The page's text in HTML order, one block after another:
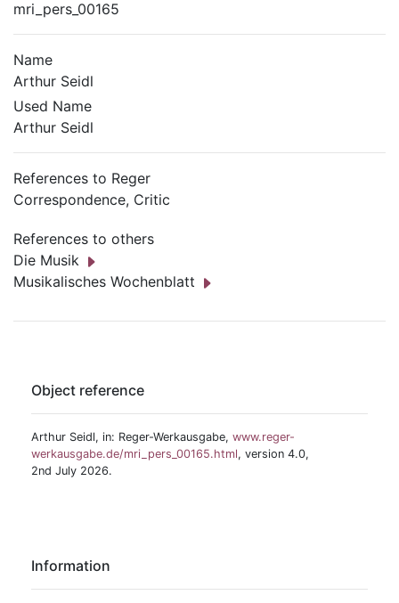
mri_pers_00165
Name
Arthur Seidl
Used Name
Arthur Seidl
References to Reger
Correspondence, Critic
References to others
Die Musik
Musikalisches Wochenblatt
Object reference
Arthur Seidl, in: Reger-Werkausgabe, www.reger-
werkausgabe.de/mri_pers_00165.html, version 4.0,
2nd July 2026.
Information